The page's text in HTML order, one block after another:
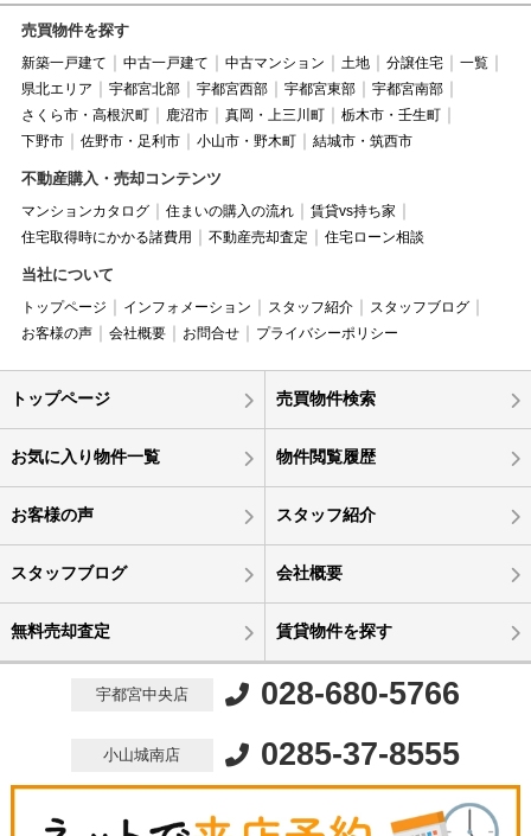
売買物件を探す
新築一戸建て 中古一戸建て 中古マンション 土地 分譲住宅
一覧
県北エリア
宇都宮北部 宇都宮西部 宇都宮東部
宇都宮南部
さくら市・高根沢町
鹿沼市 真岡・上三川町
栃木市・壬生町
下野市
佐野市・足利市 小山市・野木町 結城市・筑西市
不動産購入・売却コンテンツ
マンションカタログ 住まいの購入の流れ
賃貸vs持ち家
住宅取得時にかかる諸費用
不動産売却査定 住宅ローン相談
当社について
トップページ インフォメーション スタッフ紹介
スタッフブログ
お客様の声
会社概要 お問合せ プライバシーポリシー
トップページ 売買物件検索
お気に入り物件一覧 物件閲覧履歴
お客様の声 スタッフ紹介
スタッフブログ 会社概要
無料売却査定 賃貸物件を探す
宇都宮中央店 028-680-5766
小山城南店 0285-37-8555